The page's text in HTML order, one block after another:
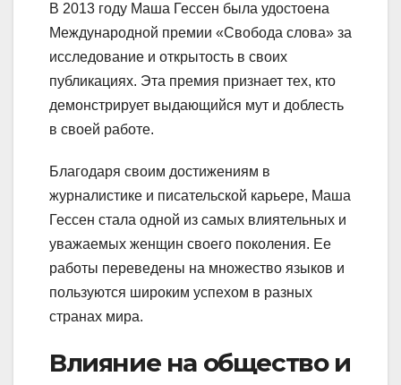
В 2013 году Маша Гессен была удостоена
Международной премии «Свобода слова» за
исследование и открытость в своих
публикациях. Эта премия признает тех, кто
демонстрирует выдающийся мут и доблесть
в своей работе.
Благодаря своим достижениям в
журналистике и писательской карьере, Маша
Гессен стала одной из самых влиятельных и
уважаемых женщин своего поколения. Ее
работы переведены на множество языков и
пользуются широким успехом в разных
странах мира.
Влияние на общество и